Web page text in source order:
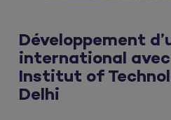
Développement
international avec
Institut of
Delhi